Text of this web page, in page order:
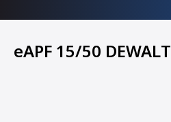
eAPF 15/50 DEWALT